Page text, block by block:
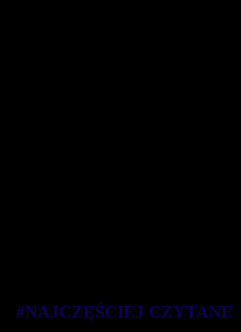
#NAJCZĘŚCIEJ CZYTANE